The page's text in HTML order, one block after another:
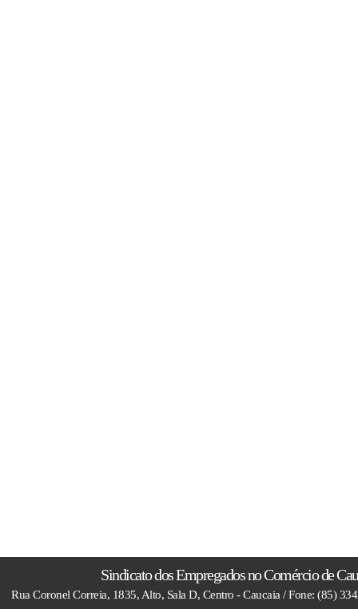
Sindicato dos Empregados no Comércio de
Rua Coronel Correia, 1835, Alto, Sala D, Centro - Caucaia / Fone: (85)